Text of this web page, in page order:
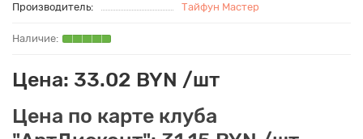
Производитель:
Тайфун Мастер
Цена: 33.02 BYN /шт
Цена по карте клуба